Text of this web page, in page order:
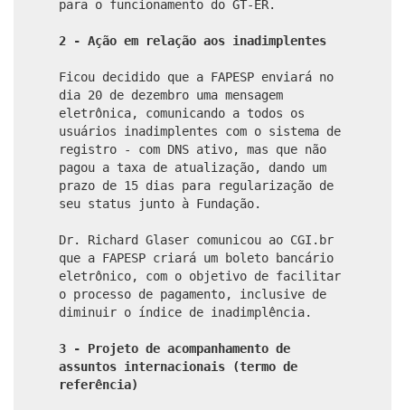
para o funcionamento do GT-ER.
2 - Ação em relação aos inadimplentes
Ficou decidido que a FAPESP enviará no
dia 20 de dezembro uma mensagem
eletrônica, comunicando a todos os
usuários inadimplentes com o sistema de
registro - com DNS ativo, mas que não
pagou a taxa de atualização, dando um
prazo de 15 dias para regularização de
seu status junto à Fundação.
Dr. Richard Glaser comunicou ao CGI.br
que a FAPESP criará um boleto bancário
eletrônico, com o objetivo de facilitar
o processo de pagamento, inclusive de
diminuir o índice de inadimplência.
3 - Projeto de acompanhamento de
assuntos internacionais (termo de
referência)